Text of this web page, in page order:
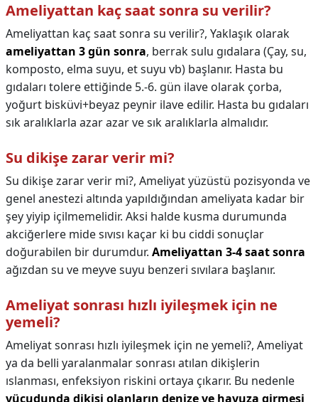
Ameliyattan kaç saat sonra su verilir?
Ameliyattan kaç saat sonra su verilir?, Yaklaşık olarak
ameliyattan 3 gün sonra, berrak sulu gıdalara (Çay, su,
komposto, elma suyu, et suyu vb) başlanır. Hasta bu
gıdaları tolere ettiğinde 5.-6. gün ilave olarak çorba,
yoğurt bisküvi+beyaz peynir ilave edilir. Hasta bu gıdaları
sık aralıklarla azar azar ve sık aralıklarla almalıdır.
Su dikişe zarar verir mi?
Su dikişe zarar verir mi?, Ameliyat yüzüstü pozisyonda ve
genel anestezi altında yapıldığından ameliyata kadar bir
şey yiyip içilmemelidir. Aksi halde kusma durumunda
akciğerlere mide sıvısı kaçar ki bu ciddi sonuçlar
doğurabilen bir durumdur. Ameliyattan 3-4 saat sonra
ağızdan su ve meyve suyu benzeri sıvılara başlanır.
Ameliyat sonrası hızlı iyileşmek için ne
yemeli?
Ameliyat sonrası hızlı iyileşmek için ne yemeli?, Ameliyat
ya da belli yaralanmalar sonrası atılan dikişlerin
ıslanması, enfeksiyon riskini ortaya çıkarır. Bu nedenle
vücudunda dikişi olanların denize ve havuza girmesi